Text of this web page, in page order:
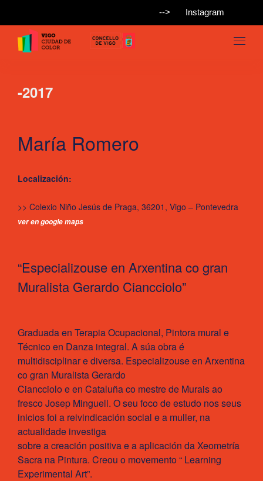
--> Instagram
-2017
María Romero
Localización:
>> Colexio Niño Jesús de Praga, 36201, Vigo – Pontevedra
ver en google maps
“Especializouse en Arxentina co gran
Muralista Gerardo Ciancciolo”
Graduada en Terapia Ocupacional, Pintora mural e
Técnico en Danza integral. A súa obra é
multidisciplinar e diversa. Especializouse en Arxentina
co gran Muralista Gerardo
Ciancciolo e en Cataluña co mestre de Murais ao
fresco Josep Minguell. O seu foco de estudo nos seus
inicios foi a reivindicación social e a muller, na
actualidade investiga
sobre a creación positiva e a aplicación da Xeometría
Sacra na Pintura. Creou o movemento “ Learning
Experimental Art”.